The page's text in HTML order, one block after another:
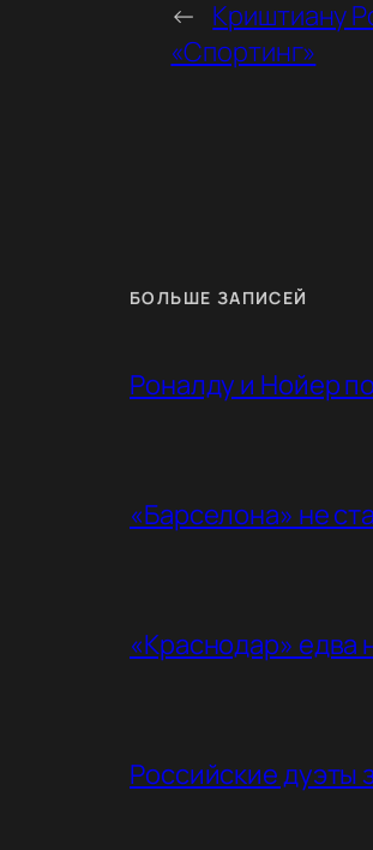
← Криштиану
«Спортинг»
БОЛЬШЕ ЗАПИСЕЙ
Роналду и Нойер
«Барселона» не
«Краснодар» едва
Российские дуэты